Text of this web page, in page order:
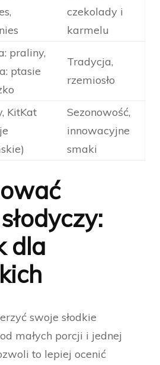
czekolady i
karmelu
praliny,
ptasie
Tradycja,
rzemiosło
KitKat
Sezonowość,
innowacyjne
smaki
dla
swoje słodkie
małych porcji i jednej
to lepiej ocenić